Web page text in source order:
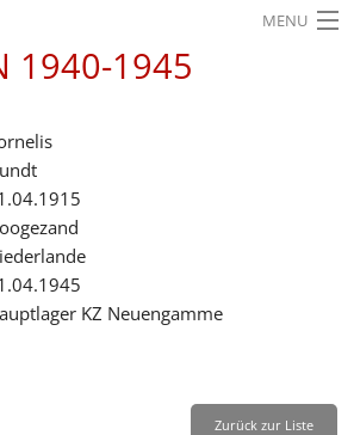
MENU
Leichte Sprache
1940-1945
KZ Neuengamme
Zurück zur Liste